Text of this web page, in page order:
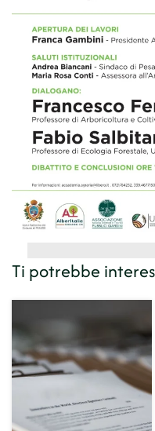
Ti potrebbe